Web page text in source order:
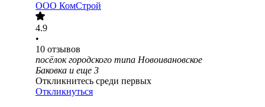
ООО КомСтрой
4.9
•
10 отзывов
посёлок городского типа Новоивановское
Баковка и еще 3
Откликнитесь среди первых
Откликнуться